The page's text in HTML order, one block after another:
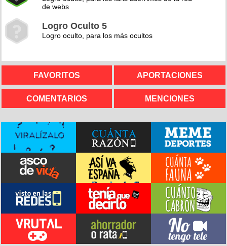
de webs
Logro Oculto 5
Logro oculto, para los más ocultos
FAVORITOS APORTACIONES
COMENTARIOS MENCIONES